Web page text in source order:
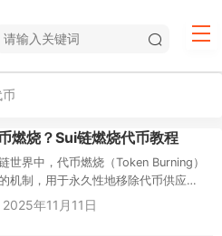
燃烧？Sui链燃烧代币教程
世界中，代币燃烧（Token Burning）
机制，用于永久性地移除代币供应
影响代币的经济模型、提升稀缺性或
年11月11日